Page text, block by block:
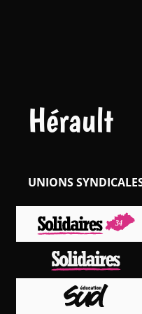
Hérault
UNIONS